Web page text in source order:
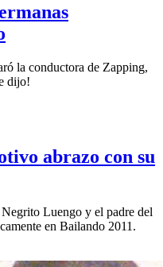
la conductora de Zapping,
dijo!
abrazo con su
Luengo y el padre del
en Bailando 2011.